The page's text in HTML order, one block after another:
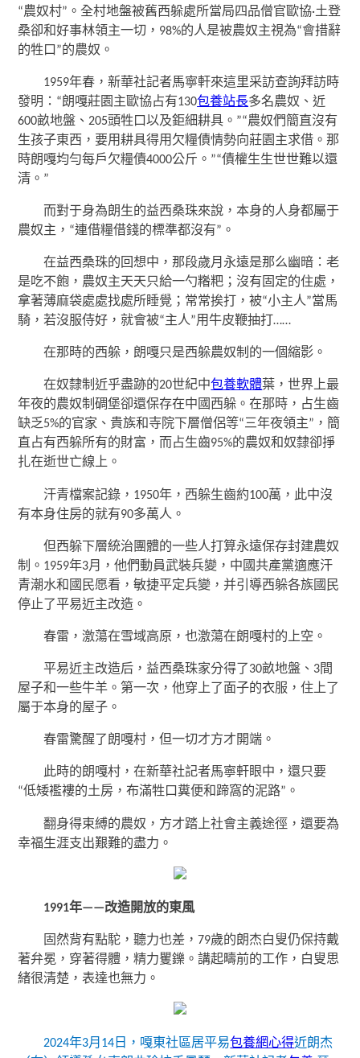
“農奴村”。全村地盤被舊西躲處所當局四品僧官歐協·土登
桑卻和好事林領主一切，98%的人是被農奴主視為“會措辭
的牲口”的農奴。
1959年春，新華社記者馬寧軒來這里采訪查詢拜訪時
發明：“朗嘎莊園主歐協占有130包養站長多名農奴、近
600畝地盤、205頭牲口以及鉅細耕具。”“農奴們簡直沒有
生孩子東西，要用耕具得用欠糧債情勢向莊園主求借。那
時朗嘎均勻每戶欠糧債4000公斤。”“債權生生世世難以還
清。”
而對于身為朗生的益西桑珠來說，本身的人身都屬于
農奴主，“連借糧借錢的標準都沒有”。
在益西桑珠的回想中，那段歲月永遠是那么幽暗：老
是吃不飽，農奴主天天只給一勺糌粑；沒有固定的住處，
拿著薄麻袋處處找處所睡覺；常常挨打，被“小主人”當馬
騎，若沒服侍好，就會被“主人”用牛皮鞭抽打……
在那時的西躲，朗嘎只是西躲農奴制的一個縮影。
在奴隸制近乎盡跡的20世紀中包養軟體葉，世界上最
年夜的農奴制碉堡卻還保存在中國西躲。在那時，占生齒
缺乏5%的官家、貴族和寺院下層僧侶等“三年夜領主”，簡
直占有西躲所有的財富，而占生齒95%的農奴和奴隸卻掙
扎在逝世亡線上。
汗青檔案記錄，1950年，西躲生齒約100萬，此中沒
有本身住房的就有90多萬人。
但西躲下層統治團體的一些人打算永遠保存封建農奴
制。1959年3月，他們動員武裝兵變，中國共產黨適應汗
青潮水和國民愿看，敏捷平定兵變，并引導西躲各族國民
停止了平易近主改造。
春雷，激蕩在雪域高原，也激蕩在朗嘎村的上空。
平易近主改造后，益西桑珠家分得了30畝地盤、3間
屋子和一些牛羊。第一次，他穿上了面子的衣服，住上了
屬于本身的屋子。
春雷驚醒了朗嘎村，但一切才方才開端。
此時的朗嘎村，在新華社記者馬寧軒眼中，還只要
“低矮襤褸的土房，布滿牲口糞便和蹄窩的泥路”。
翻身得束縛的農奴，方才踏上社會主義途徑，還要為
幸福生涯支出艱難的盡力。
1991年——改造開放的東風
固然背有點駝，聽力也差，79歲的朗杰白叟仍保持戴
著弁冕，穿著得體，精力矍鑠。講起疇前的工作，白叟思
緒很清楚，表達也無力。
2024年3月14日，嘎東社區居平易包養網心得近朗杰